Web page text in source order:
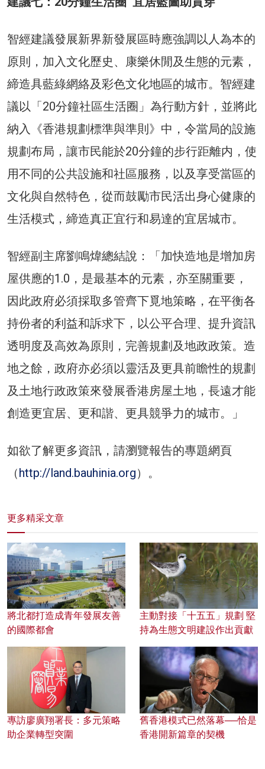
智經建議發展新界新發展區時應強調以人為本的
原則，加入文化歷史、康樂休閒及生態的元素，
締造具藍綠網絡及彩色文化地區的城市。智經建
議以「20分鐘社區生活圈」為行動方針，並將此
納入《香港規劃標準與準則》中，令當局的設施
規劃布局，讓市民能於20分鐘的步行距離内，使
用不同的公共設施和社區服務，以及享受當區的
文化與自然特色，從而鼓勵市民活出身心健康的
生活模式，締造真正宜行和易達的宜居城市。
智經副主席劉鳴煒總結說：「加快造地是增加房
屋供應的1.0，是最基本的元素，亦至關重要，
因此政府必須採取多管齊下覓地策略，在平衡各
持份者的利益和訴求下，以公平合理、提升資訊
透明度及高效為原則，完善規劃及地政政策。造
地之餘，政府亦必須以靈活及更具前瞻性的規劃
及土地行政政策來發展香港房屋土地，長遠才能
創造更宜居、更和諧、更具競爭力的城市。」
如欲了解更多資訊，請瀏覽報告的專題網頁
（http://land.bauhinia.org）。
更多精采文章
將北都打造成青年發展友善
的國際都會
主動對接「十五五」規劃 堅
持為生態文明建設作出貢獻
專訪廖廣翔署長：多元策略
助企業轉型突圍
舊香港模式已然落幕──恰是
香港開新篇章的契機